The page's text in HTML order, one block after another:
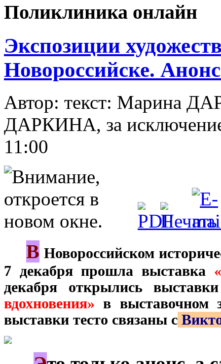
Поликлиника онлайн
Экспозиции
Новороссийске.
Автор: текст: Марина
ДАРКИНА, за
11:00
В Новороссийском
7 декабря прошла выставка
декабря открылись
вдохновения» в выставочном
выставки тесто связаны с